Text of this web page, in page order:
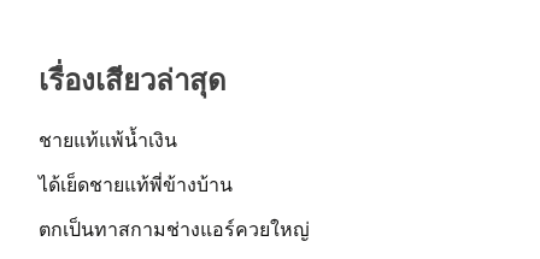
เรื่องเสียวล่าสุด
ชายแท้แพ้น้ำเงิน
ได้เย็ดชายแท้พี่ข้างบ้าน
ตกเป็นทาสกามช่างแอร์ควยใหญ่